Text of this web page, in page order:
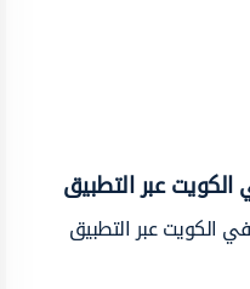
الكويت عبر التطبيق
الكويت عبر التطبيق